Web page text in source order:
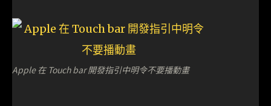
Apple 在 Touch bar 開發指引中明令不要播動畫